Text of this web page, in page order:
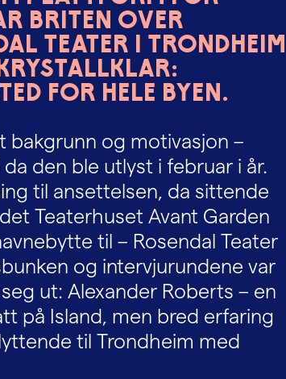
briten over
Teater i Trondheim
krystallklar:
for hele byen.
bakgrunn og motivasjon –
den ble utlyst i februar i år.
til ansettelsen, da sittende
Teaterhuset Avant Garden
til – Rosendal Teater
og intervjurundene var
ut: Alexander Roberts – en
på Island, men bred erfaring
til Trondheim med